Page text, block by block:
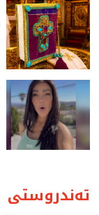
تەندروستی